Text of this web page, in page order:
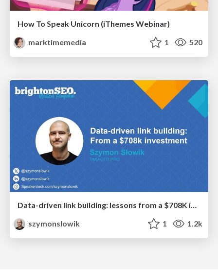
How To Speak Unicorn (iThemes Webinar)
marktimemedia
1 520
szymonslowik
1 1.2k